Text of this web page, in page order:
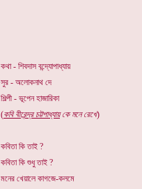
কথা - শিবদাস বন্দ্যোপাধ্যায়
সুর - অলোকনাথ দে
শিল্পী - ভূপেন হাজারিকা
(কবি বীরেন্দ্র চট্টপাধ্যায়কে মনে রেখে)
কবিতা কি তাই ?
কবিতা কি শুধু তাই ?
মনের খেয়ালে কাগজে-কলমে